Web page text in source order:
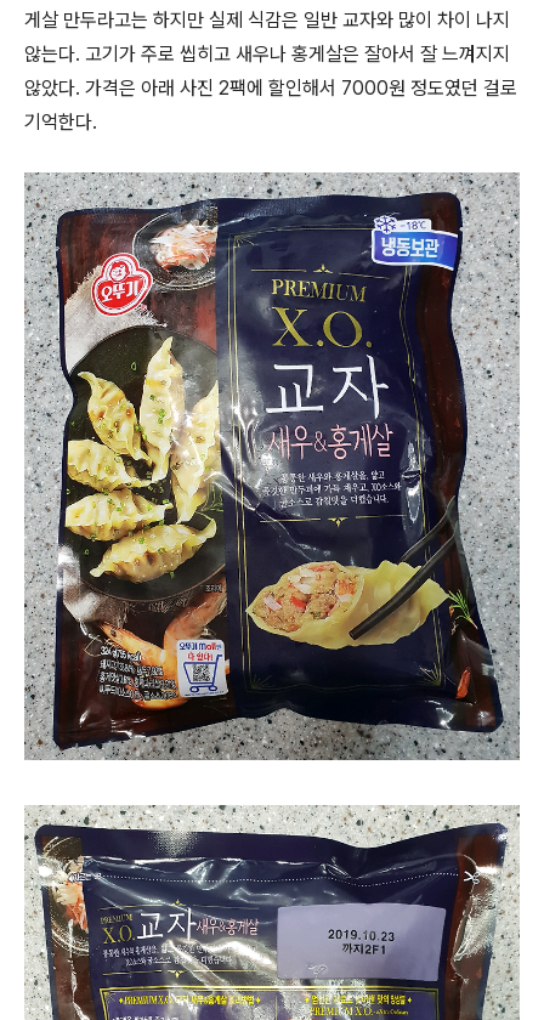
게살 만두라고는 하지만 실제 식감은 일반 교자와 많이 차이 나지
않는다. 고기가 주로 씹히고 새우나 홍게살은 잘아서 잘 느껴지지
않았다. 가격은 아래 사진 2팩에 할인해서 7000원 정도였던 걸로
기억한다.